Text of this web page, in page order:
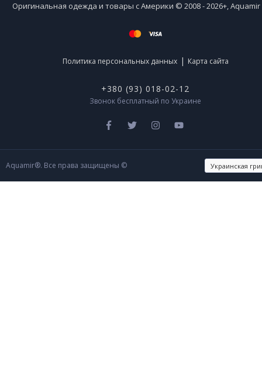
Оригинальная одежда и товары с Америки © 2008 - 2026+,
Политика персональных данных | Карта сайта
+380 (93) 018-02-12
Звонок бесплатный по Украине
Aquamir®. Все права защищены ©